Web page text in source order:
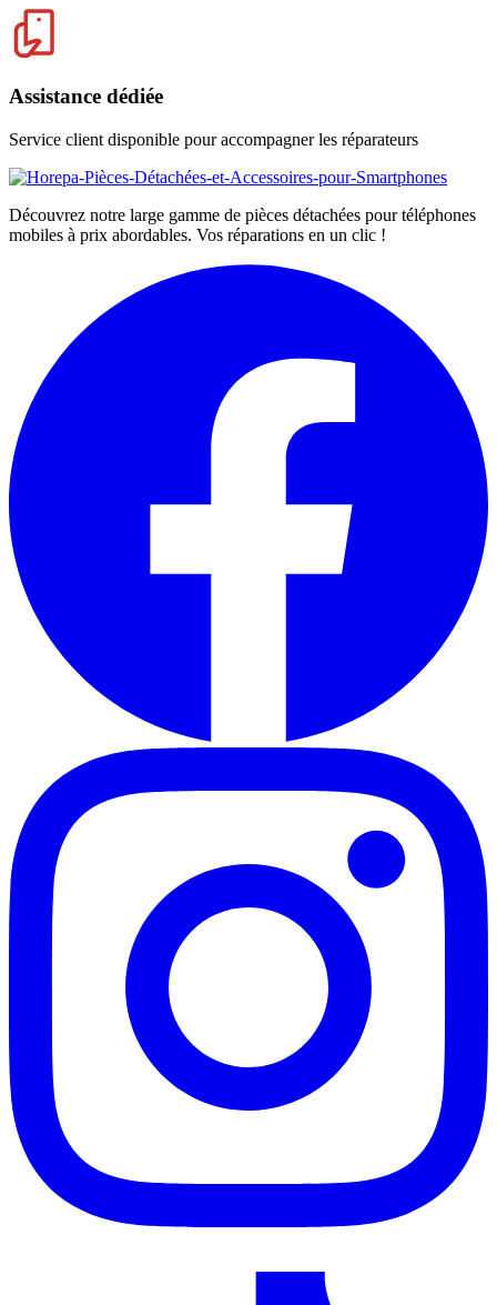
Assistance dédiée
Service client disponible pour accompagner les réparateurs
Découvrez notre large gamme de pièces détachées pour téléphones
mobiles à prix abordables. Vos réparations en un clic !